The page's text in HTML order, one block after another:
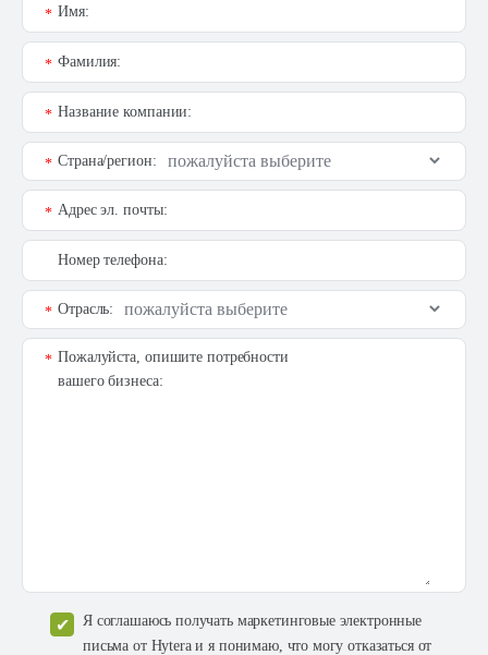
Имя:
*
Фамилия:
*
Название компании:
*
Страна/регион:
*
Адрес эл. почты:
*
Номер телефона:
Отрасль:
*
Пожалуйста, опишите потребности
вашего бизнеса:
*
Я соглашаюсь получать маркетинговые электронные
письма от Hytera и я понимаю, что могу отказаться от